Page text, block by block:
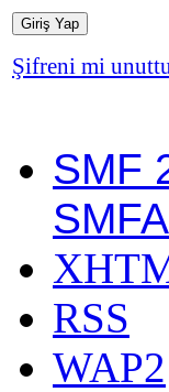
Şifreni mi
SMF
RSS
WAP2